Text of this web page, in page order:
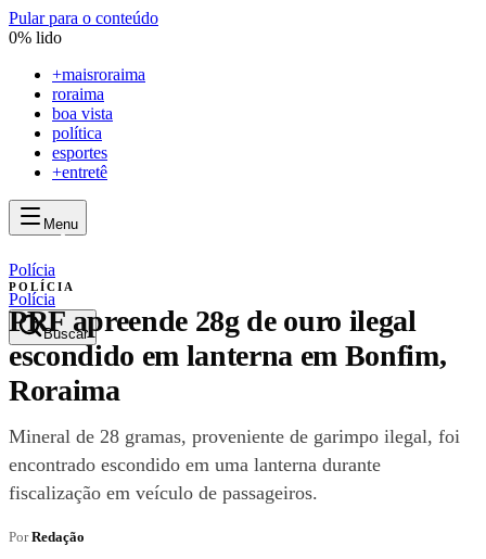
Pular para o conteúdo
0% lido
+maisroraima
roraima
boa vista
política
esportes
+entretê
Menu
maisroraima
mais
Polícia
Buscar
Polícia
POLÍCIA
PRF apreende 28g de ouro ilegal
escondido em lanterna em Bonfim,
Roraima
Mineral de 28 gramas, proveniente de garimpo ilegal, foi
encontrado escondido em uma lanterna durante
fiscalização em veículo de passageiros.
PorRedação